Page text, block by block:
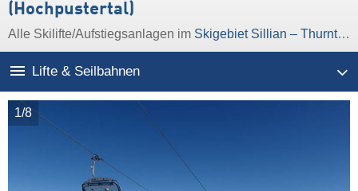
(Hochpustertal)
Alle Skilifte/Aufstiegsanlagen im Skigebiet Sillian – Thurntaler (Hochpustertal)
Lifte & Seilbahnen
1/8